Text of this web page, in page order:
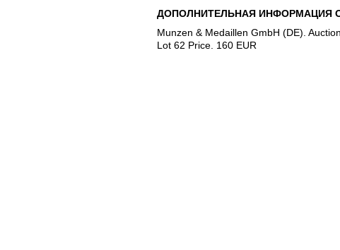
ДОПОЛНИТЕЛЬНАЯ ИНФОРМАЦИЯ
Munzen & Medaillen GmbH (DE).
Lot 62 Price. 160 EUR